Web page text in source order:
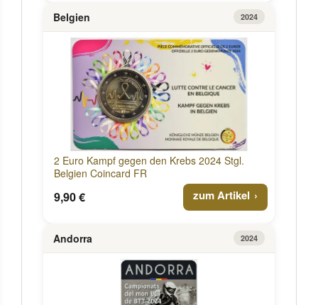
Belgien 2024
2 Euro Kampf gegen den Krebs 2024 Stgl.
Belgien Coincard FR
9,90 € zum Artikel
Andorra 2024